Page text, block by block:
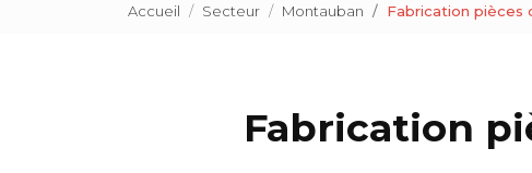
Accueil Secteur Montauban Fabrication pièces
Fabrication